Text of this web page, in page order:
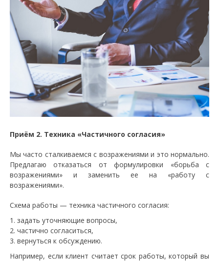
Приём 2. Техника «Частичного согласия»
Мы часто сталкиваемся с возражениями и это нормально.
Предлагаю отказаться от формулировки «борьба с
возражениями» и заменить ее на «работу с
возражениями».
Схема работы — техника частичного согласия:
задать уточняющие вопросы,
частично согласиться,
вернуться к обсуждению.
Например, если клиент считает срок работы, который вы